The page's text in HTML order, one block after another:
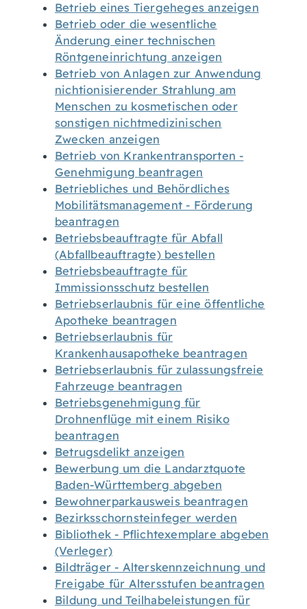
Betrieb eines Tiergeheges anzeigen
Betrieb oder die wesentliche
Änderung einer technischen
Röntgeneinrichtung anzeigen
Betrieb von Anlagen zur Anwendung
nichtionisierender Strahlung am
Menschen zu kosmetischen oder
sonstigen nichtmedizinischen
Zwecken anzeigen
Betrieb von Krankentransporten -
Genehmigung beantragen
Betriebliches und Behördliches
Mobilitätsmanagement - Förderung
beantragen
Betriebsbeauftragte für Abfall
(Abfallbeauftragte) bestellen
Betriebsbeauftragte für
Immissionsschutz bestellen
Betriebserlaubnis für eine öffentliche
Apotheke beantragen
Betriebserlaubnis für
Krankenhausapotheke beantragen
Betriebserlaubnis für zulassungsfreie
Fahrzeuge beantragen
Betriebsgenehmigung für
Drohnenflüge mit einem Risiko
beantragen
Betrugsdelikt anzeigen
Bewerbung um die Landarztquote
Baden-Württemberg abgeben
Bewohnerparkausweis beantragen
Bezirksschornsteinfeger werden
Bibliothek - Pflichtexemplare abgeben
(Verleger)
Bildträger - Alterskennzeichnung und
Freigabe für Altersstufen beantragen
Bildung und Teilhabeleistungen für